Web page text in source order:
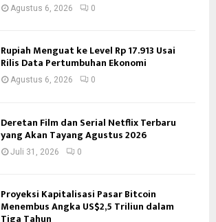
Agustus 6, 2026 0
Rupiah Menguat ke Level Rp 17.913 Usai
Rilis Data Pertumbuhan Ekonomi
Agustus 6, 2026 0
Deretan Film dan Serial Netflix Terbaru
yang Akan Tayang Agustus 2026
Juli 31, 2026 0
Proyeksi Kapitalisasi Pasar Bitcoin
Menembus Angka US$2,5 Triliun dalam
Tiga Tahun